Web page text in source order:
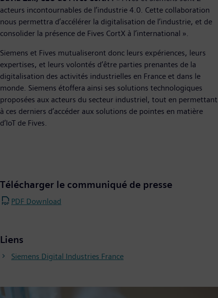
acteurs incontournables de l’industrie 4.0. Cette collaboration
nous permettra d’accélérer la digitalisation de l’industrie, et de
consolider la présence de Fives CortX à l’international ».
Siemens et Fives mutualiseront donc leurs expériences, leurs
expertises, et leurs volontés d’être parties prenantes de la
digitalisation des activités industrielles en France et dans le
monde. Siemens étoffera ainsi ses solutions technologiques
proposées aux acteurs du secteur industriel, tout en permettant
à ces derniers d’accéder aux solutions de pointes en matière
d’IoT de Fives.
Télécharger le communiqué de presse
PDF Download
Liens
Siemens Digital Industries France